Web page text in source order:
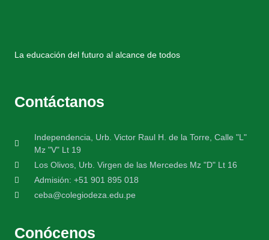
La educación del futuro al alcance de todos
Contáctanos
Independencia, Urb. Victor Raul H. de la Torre, Calle "L"
Mz "V" Lt 19
Los Olivos, Urb. Virgen de las Mercedes Mz "D" Lt 16
Admisión: +51 901 895 018
ceba@colegiodeza.edu.pe
Conócenos